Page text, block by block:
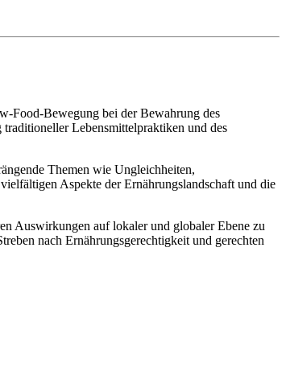
Food-Bewegung bei der Bewahrung des
Lebensmittelpraktiken und des
Themen wie Ungleichheiten,
Aspekte der Ernährungslandschaft und die
Auswirkungen auf lokaler und globaler Ebene zu
nach Ernährungsgerechtigkeit und gerechten